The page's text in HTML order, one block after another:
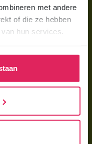
met andere
of die ze hebben
hun services.